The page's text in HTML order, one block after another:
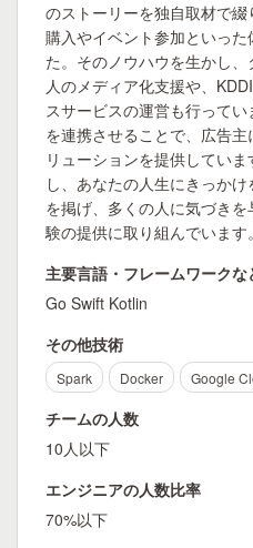
のストーリーを独自取材で
購入やイベント参加といっ
た。そのノウハウを生かし
人のメディア化支援や、
スサービスの運営も行って
を連携させることで、広告
リューションを提供してい
し、あなたの人生にきっか
を掲げ、多くの人に気づき
験の提供に取り組んでいます。
主要言語・フレームワークな
Go Swift Kotlin
その他技術
Spark Docker Google
チームの人数
10人以下
エンジニアの人数比率
70%以下